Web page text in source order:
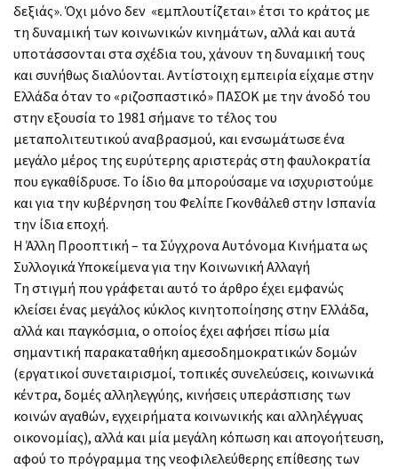
δεξιάς». Όχι μόνο δεν «εμπλουτίζεται» έτσι το κράτος με
τη δυναμική των κοινωνικών κινημάτων, αλλά και αυτά
υποτάσσονται στα σχέδια του, χάνουν τη δυναμική τους
και συνήθως διαλύονται. Αντίστοιχη εμπειρία είχαμε στην
Ελλάδα όταν το «ριζοσπαστικό» ΠΑΣΟΚ με την άνοδό του
στην εξουσία το 1981 σήμανε το τέλος του
μεταπολιτευτικού αναβρασμού, και ενσωμάτωσε ένα
μεγάλο μέρος της ευρύτερης αριστεράς στη φαυλοκρατία
που εγκαθίδρυσε. Το ίδιο θα μπορούσαμε να ισχυριστούμε
και για την κυβέρνηση του Φελίπε Γκονθάλεθ στην Ισπανία
την ίδια εποχή.
Η Άλλη Προοπτική – τα Σύγχρονα Αυτόνομα Κινήματα ως
Συλλογικά Υποκείμενα για την Κοινωνική Αλλαγή
Τη στιγμή που γράφεται αυτό το άρθρο έχει εμφανώς
κλείσει ένας μεγάλος κύκλος κινητοποίησης στην Ελλάδα,
αλλά και παγκόσμια, ο οποίος έχει αφήσει πίσω μία
σημαντική παρακαταθήκη αμεσοδημοκρατικών δομών
(εργατικοί συνεταιρισμοί, τοπικές συνελεύσεις, κοινωνικά
κέντρα, δομές αλληλεγγύης, κινήσεις υπεράσπισης των
κοινών αγαθών, εγχειρήματα κοινωνικής και αλληλέγγυας
οικονομίας), αλλά και μία μεγάλη κόπωση και απογοήτευση,
αφού το πρόγραμμα της νεοφιλελεύθερης επίθεσης των